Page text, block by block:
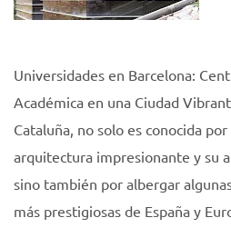
Universidades en Barcelona:
Académica en una Ciudad
Cataluña, no solo es conocida
arquitectura impresionante y su
sino también por albergar
más prestigiosas de España y